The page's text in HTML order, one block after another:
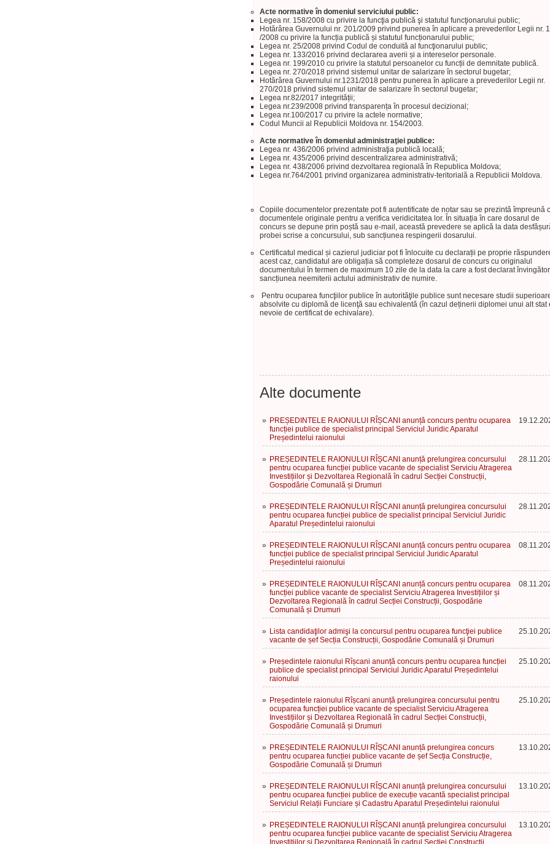
Acte normative în domeniul serviciului public:
Legea nr. 158/2008 cu privire la funcţia publică şi statutul funcţionarului public;
Hotărârea Guvernului nr. 201/2009 privind punerea în aplicare a prevederilor Legii nr.
/2008 cu privire la funcția publică și statutul funcționarului public;
Legea nr. 25/2008 privind Codul de conduită al funcţionarului public;
Legea nr. 133/2016 privind declararea averii și a intereselor personale.
Legea nr. 199/2010 cu privire la statutul persoanelor cu funcții de demnitate publică.
Legea nr. 270/2018 privind sistemul unitar de salarizare în sectorul bugetar;
Hotărârea Guvernului nr.1231/2018 pentru punerea în aplicare a prevederilor Legii nr.
270/2018 privind sistemul unitar de salarizare în sectorul bugetar;
Legea nr.82/2017 integrității;
Legea nr.239/2008 privind transparența în procesul decizional;
Legea nr.100/2017 cu privire la actele normative;
Codul Muncii al Republicii Moldova nr. 154/2003.
Acte normative în domeniul administraţiei publice:
Legea nr. 436/2006 privind administraţia publică locală;
Legea nr. 435/2006 privind descentralizarea administrativă;
Legea nr. 438/2006 privind dezvoltarea regională în Republica Moldova;
Legea nr.764/2001 privind organizarea administrativ-teritorială a Republicii Moldova.
Copiile documentelor prezentate pot fi autentificate de notar sau se prezintă împreună
documentele originale pentru a verifica veridicitatea lor. În situația în care dosarul de
concurs se depune prin poștă sau e-mail, această prevedere se aplică la data
probei scrise a concursului, sub sancțiunea respingerii dosarului.
Certificatul medical și cazierul judiciar pot fi înlocuite cu declarații pe proprie
acest caz, candidatul are obligația să completeze dosarul de concurs cu originalul
documentului în termen de maximum 10 zile de la data la care a fost declarat
sancțiunea neemiterii actului administrativ de numire.
Pentru ocuparea funcţiilor publice în autorităţile publice sunt necesare studii
absolvite cu diplomă de licenţă sau echivalentă (în cazul deținerii diplomei unui alt stat
nevoie de certificat de echivalare).
Alte documente
» PREȘEDINTELE RAIONULUI RÎȘCANI anunță concurs pentru ocuparea
funcției publice de specialist principal Serviciul Juridic Aparatul
Președintelui raionului
» PREȘEDINTELE RAIONULUI RÎȘCANI anunță prelungirea concursului
pentru ocuparea funcției publice vacante de specialist Serviciu Atragerea
Investițiilor și Dezvoltarea Regională în cadrul Secției Construcții,
Gospodărie Comunală și Drumuri
» PREȘEDINTELE RAIONULUI RÎȘCANI anunță prelungirea concursului
pentru ocuparea funcției publice de specialist principal Serviciul Juridic
Aparatul Președintelui raionului
» PREȘEDINTELE RAIONULUI RÎȘCANI anunță concurs pentru ocuparea
funcției publice de specialist principal Serviciul Juridic Aparatul
Președintelui raionului
» PREȘEDINTELE RAIONULUI RÎȘCANI anunță concurs pentru ocuparea
funcției publice vacante de specialist Serviciu Atragerea Investițiilor și
Dezvoltarea Regională în cadrul Secției Construcții, Gospodărie
Comunală și Drumuri
» Lista candidaţilor admişi la concursul pentru ocuparea funcţiei publice
vacante de șef Secția Construcții, Gospodărie Comunală și Drumuri
» Președintele raionului Rîșcani anunță concurs pentru ocuparea funcției
publice de specialist principal Serviciul Juridic Aparatul Președintelui
raionului
» Președintele raionului Rîșcani anunță prelungirea concursului pentru
ocuparea funcției publice vacante de specialist Serviciu Atragerea
Investițiilor și Dezvoltarea Regională în cadrul Secției Construcții,
Gospodărie Comunală și Drumuri
» PREȘEDINTELE RAIONULUI RÎȘCANI anunță prelungirea concurs
pentru ocuparea funcției publice vacante de șef Secția Construcție,
Gospodărie Comunală și Drumuri
» PREȘEDINTELE RAIONULUI RÎȘCANI anunță prelungirea concursului
pentru ocuparea funcției publice de execuție vacantă specialist principal
Serviciul Relații Funciare și Cadastru Aparatul Președintelui raionului
» PREȘEDINTELE RAIONULUI RÎȘCANI anunță prelungirea concursului
pentru ocuparea funcției publice vacante de specialist Serviciu Atragerea
Investițiilor și Dezvoltarea Regională în cadrul Secției Construcții,